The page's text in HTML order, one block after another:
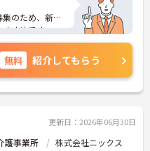
のため、新た
すめです。
お伝えします
い。
無料 紹介してもらう
更新日：2026年06月30日
護事業所 株式会社ニックス